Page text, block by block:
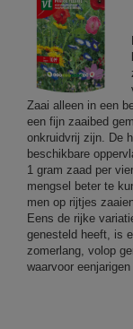
Zaai alleen in een
een fijn zaaibed
onkruidvrij zijn. De
beschikbare
1 gram zaad per
mengsel beter te
men op rijtjes
Eens de rijke
genesteld heeft, is
zomerlang, volop
waarvoor